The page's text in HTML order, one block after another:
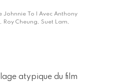
Johnnie To | Avec Anthony
Roy Cheung, Suet Lam,
atypique du film